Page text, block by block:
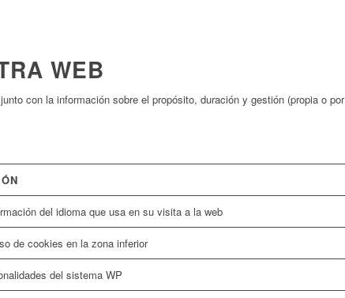
WEB
con la información sobre el propósito, duración y gestión (propia o por
del idioma que usa en su visita a la web
de cookies en la zona inferior
del sistema WP